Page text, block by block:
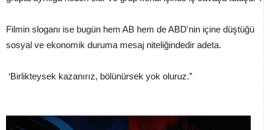
Filmin sloganı ise bugün hem AB hem de ABD'nin içine düştüğü
sosyal ve ekonomik duruma mesaj niteliğindedir adeta.
‘Birlikteysek kazanırız, bölünürsek yok oluruz.”